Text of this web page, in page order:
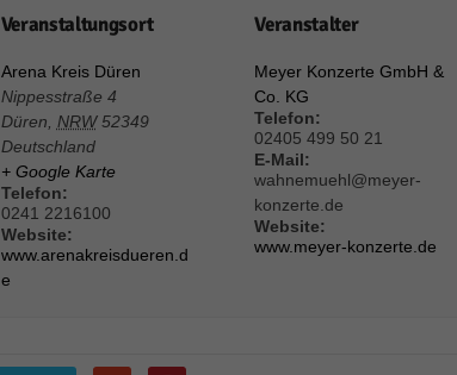
Veranstaltungsort
Arena Kreis Düren
Nippesstraße 4
Düren
NRW 52349
Deutschland
+ Google Karte
Telefon:
0241 2216100
Website:
www.arenakreisdueren.d
e
Veranstalter
Meyer Konzerte GmbH &
Co. KG
Telefon:
02405 499 50 21
E-Mail:
wahnemuehl@meyer-
konzerte.de
Website:
www.meyer-konzerte.de